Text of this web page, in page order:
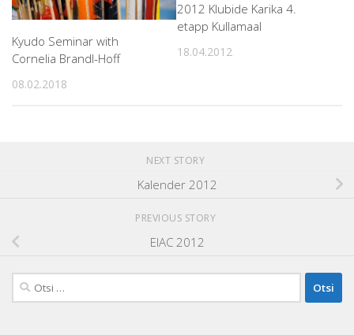
Kyudo Seminar with
Cornelia Brandl-Hoff
08.02.2018
2012 Klubide Karika 4.
etapp Kullamaal
18.04.2012
NEXT STORY
Kalender 2012
PREVIOUS STORY
EIAC 2012
Otsi: